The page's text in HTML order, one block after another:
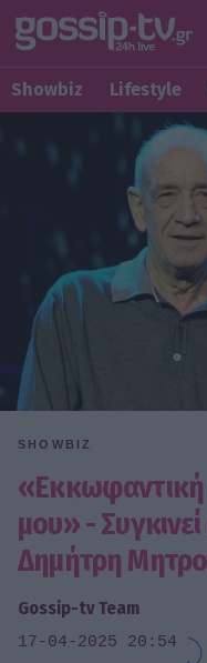
Showbiz Lifestyle
SHOWBIZ
μου» -
Δημήτρη
Gossip-tv Team
17-04-2025 20:54